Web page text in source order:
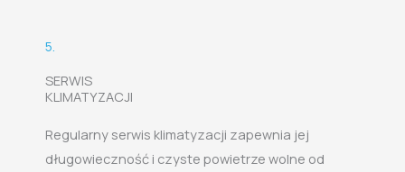
5.
SERWIS
KLIMATYZACJI
Regularny serwis klimatyzacji zapewnia jej
długowieczność i czyste powietrze wolne od